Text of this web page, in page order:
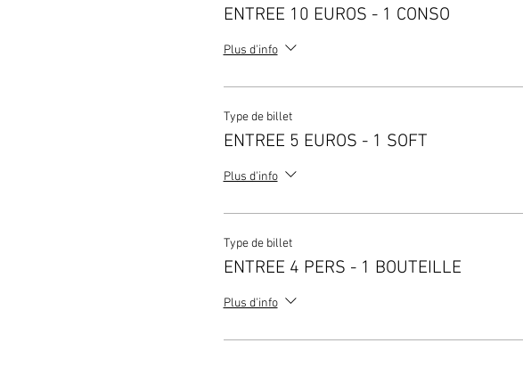
ENTREE 10 EUROS - 1 CONSO
Plus d'info
Type de billet
ENTREE 5 EUROS - 1 SOFT
Plus d'info
Type de billet
ENTREE 4 PERS - 1 BOUTEILLE
Plus d'info